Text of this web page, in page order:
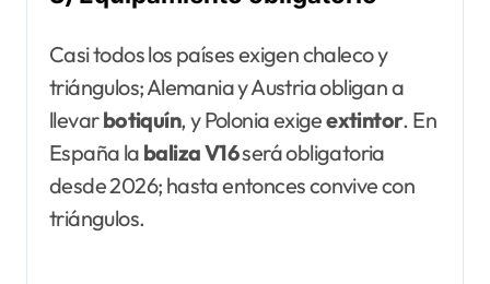
Casi todos los países exigen chaleco y
triángulos; Alemania y Austria obligan a
llevarbotiquín, y Polonia exigeextintor. En
España la baliza V16será obligatoria
desde 2026; hasta entonces convive con
triángulos.